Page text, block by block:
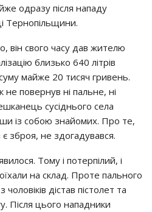
одразу після нападу
Тернопільщини.
він свого часу дав жителю
близько 640 літрів
майже 20 тисяч гривень.
повернув ні пальне, ні
сусіднього села
із собою знайомих. Про те,
зброя, не здогадувався.
Тому і потерпілий, і
на склад. Проте пального
дістав пістолет та
Після цього нападники